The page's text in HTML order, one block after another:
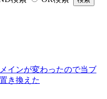
インが変わったので当ブ
き換えた